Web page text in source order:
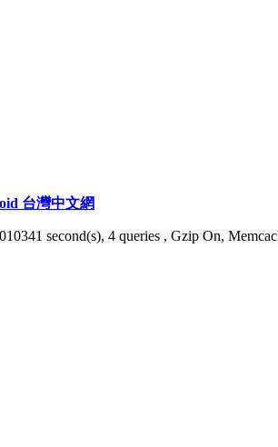
台灣中文網
second(s), 4 queries , Gzip On,